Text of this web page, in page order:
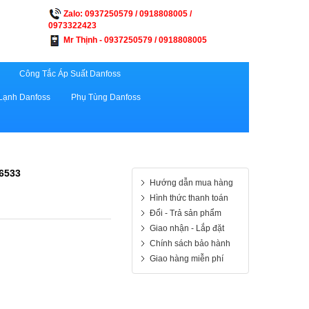
Zalo: 0937250579 / 0918808005 /
0973322423
Mr Thịnh - 0937250579 / 0918808005
Công Tắc Áp Suất Danfoss
Danfoss Phụ Tùng Danfoss
Hướng dẫn mua hàng
Hình thức thanh toán
Đổi - Trả sản phẩm
Giao nhận - Lắp đặt
Chính sách bảo hành
Giao hàng miễn phí